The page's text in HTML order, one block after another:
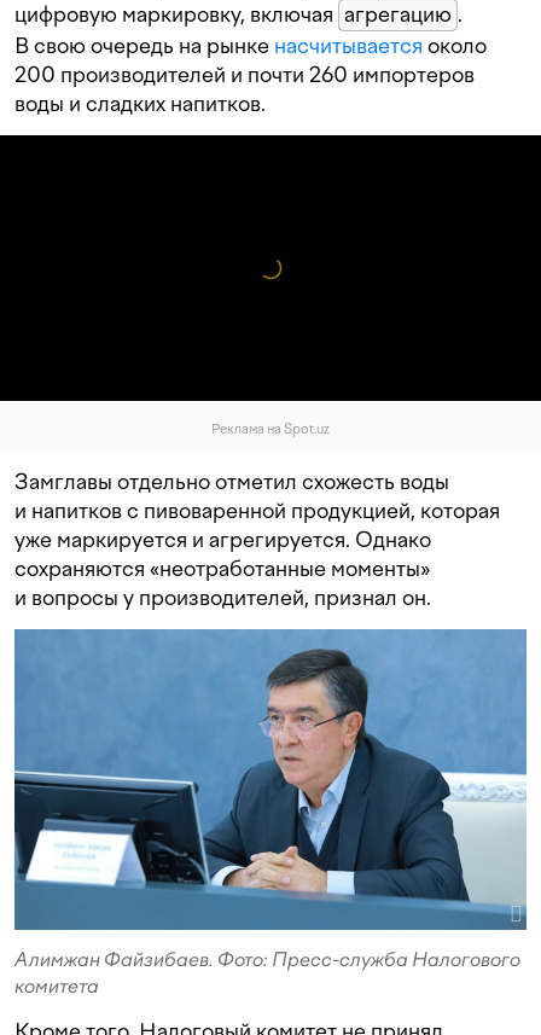
цифровую маркировку, включая агрегацию .
В свою очередь на рынке насчитывается около
200 производителей и почти 260 импортеров
воды и сладких напитков.
Реклама на Spot.uz
Замглавы отдельно отметил схожесть воды
и напитков с пивоваренной продукцией, которая
уже маркируется и агрегируется. Однако
сохраняются «неотработанные моменты»
и вопросы у производителей, признал он.
Алимжан Файзибаев. Фото: Пресс-служба Налогового
комитета